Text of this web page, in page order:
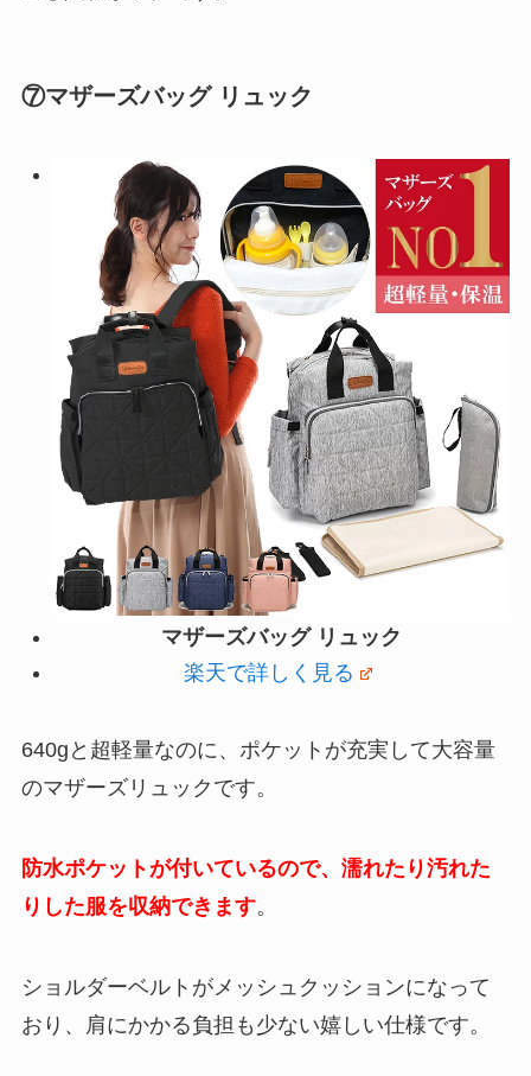
⑦マザーズバッグ リュック
マザーズバッグ リュック
楽天で詳しく見る
640gと超軽量なのに、ポケットが充実して大容量
のマザーズリュックです。
防水ポケットが付いているので、濡れたり汚れた
りした服を収納できます。
ショルダーベルトがメッシュクッションになって
おり、肩にかかる負担も少ない嬉しい仕様です。